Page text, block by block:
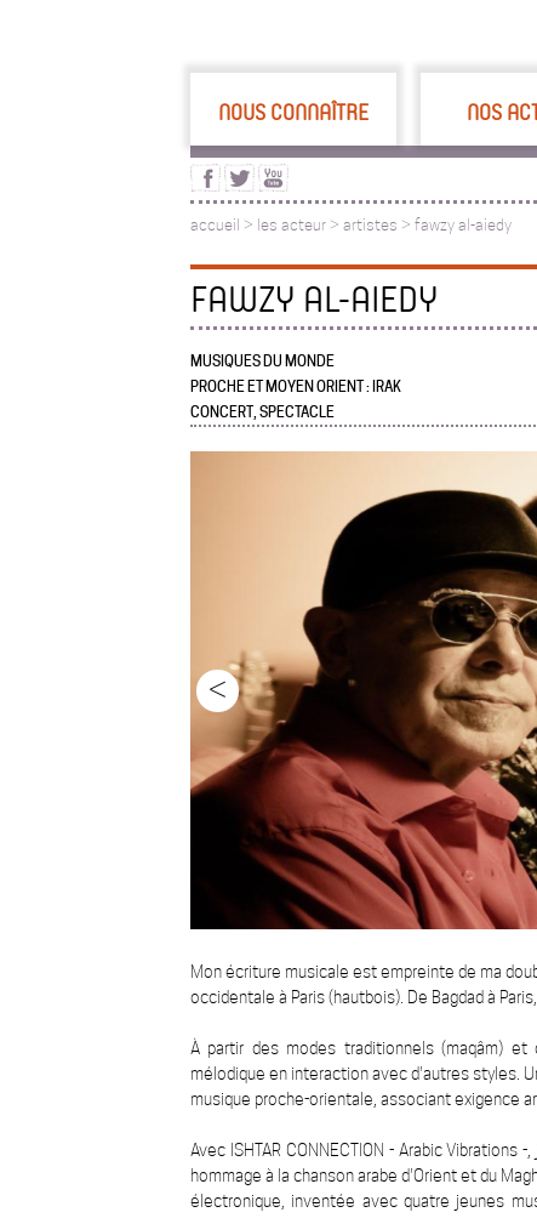
NOUS CONNAÎTRE NOS
accueil > les acteur > artistes > fawzy al-aiedy
FAWZY AL-AIEDY
MUSIQUES DU MONDE
PROCHE ET MOYEN ORIENT : IRAK
CONCERT, SPECTACLE
<
Mon écriture musicale est empreinte de ma
occidentale à Paris (hautbois). De Bagdad à
À partir des modes traditionnels (maqâm)
mélodique en interaction avec d'autres styles.
musique proche-orientale, associant exigence
Avec ISHTAR CONNECTION - Arabic
hommage à la chanson arabe d'Orient et du
électronique, inventée avec quatre jeunes